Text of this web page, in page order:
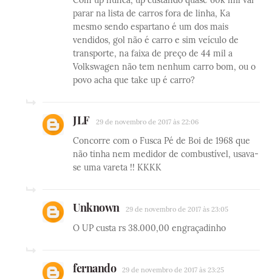
parar na lista de carros fora de linha, Ka
mesmo sendo espartano é um dos mais
vendidos, gol não é carro e sim veículo de
transporte, na faixa de preço de 44 mil a
Volkswagen não tem nenhum carro bom, ou o
povo acha que take up é carro?
JLF 29 de novembro de 2017 às 22:06
Concorre com o Fusca Pé de Boi de 1968 que
não tinha nem medidor de combustível, usava-
se uma vareta !! KKKK
Unknown 29 de novembro de 2017 às 23:05
O UP custa rs 38.000,00 engraçadinho
fernando 29 de novembro de 2017 às 23:25